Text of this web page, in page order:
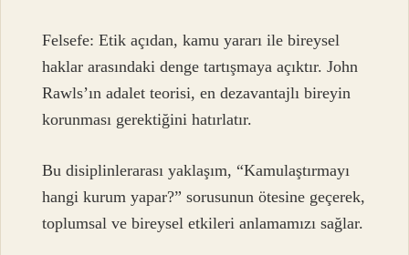
Felsefe: Etik açıdan, kamu yararı ile bireysel
haklar arasındaki denge tartışmaya açıktır. John
Rawls’ın adalet teorisi, en dezavantajlı bireyin
korunması gerektiğini hatırlatır.
Bu disiplinlerarası yaklaşım, “Kamulaştırmayı
hangi kurum yapar?” sorusunun ötesine geçerek,
toplumsal ve bireysel etkileri anlamamızı sağlar.